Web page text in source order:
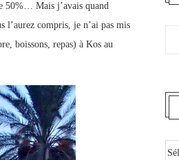
50%… Mais j’avais quand
compris, je n’ai pas mis
boissons, repas) à Kos au